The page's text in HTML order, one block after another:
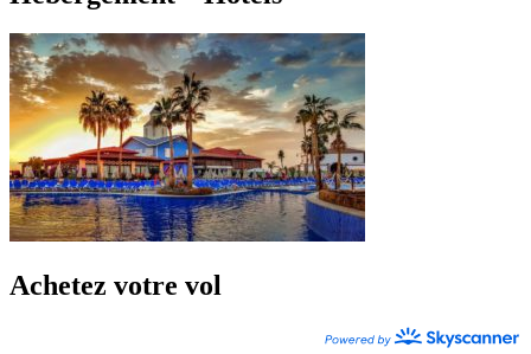
Achetez votre vol